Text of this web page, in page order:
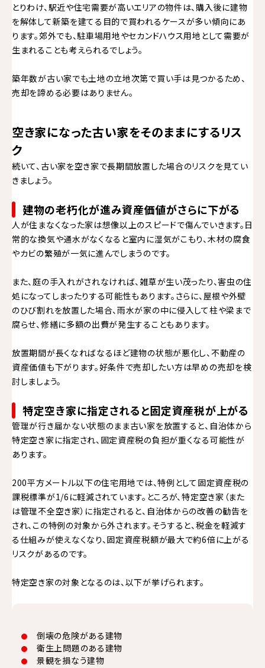
とりわけ、駅近や住宅需要が高いエリアの物件は、購入後に建物
を解体して新築を建てる目的で買われるケースが多い傾向にあ
ります。郊外でも、駐車場用地やセカンドハウス用地として需要が
生まれることも考えられるでしょう。
築年数が古い家でも土地の立地次第で買い手は見つかるため、
売却を諦める必要はありません。
空き家になった古い家をそのままにするリス
ク
続いて、古い家を空き家で長期間放置した場合のリスクを見てい
きましょう。
建物の老朽化が進み資産価値がさらに下がる
人が住まなくなった家は想像以上のスピードで傷んでいきます。日
常的な換気や通水がなくなると室内に湿気がこもり、木材の腐食
やカビの繁殖が一気に進んでしまうのです。
また、庭の手入れがされなければ、雑草が生い茂ったり、害虫の住
処になってしまったりする可能性もあります。さらに、屋根や外壁
のひび割れを放置した場合、雨水が家の中に侵入して柱や梁まで
腐らせ、修繕に多額の出費が発生することもあります。
放置期間が長くなればなるほど建物の状態が悪化し、不動産の
資産価値も下がります。好条件で売却したい方は早めの売却を検
討しましょう。
特定空き家に指定されると固定資産税が上がる
管理が行き届かない状態のまま古い家を放置すると、自治体から
特定空き家に指定され、固定資産税の負担が重くなる可能性が
あります。
200平方メートル以下の住宅用地では、特例として固定資産税の
課税標準が1/6に軽減されています。ところが、特定空き家（また
は管理不全空き家）に指定されると、自治体からの改善の勧告を
され、この特例の対象から外されます。そうすると、税金を軽減す
る仕組みが使えなくなり、固定資産税額が最大で約6倍に上がる
リスクがあるのです。
特定空き家の対象となるのは、以下が挙げられます。
倒壊の危険がある建物
衛生上問題のある建物
景観を損なう建物